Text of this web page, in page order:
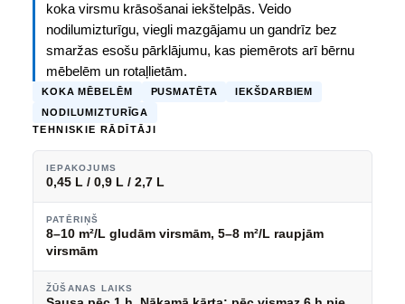
koka virsmu krāsošanai iekštelpās. Veido
nodilumizturīgu, viegli mazgājamu un gandrīz bez
smaržas esošu pārklājumu, kas piemērots arī bērnu
mēbelēm un rotaļlietām.
KOKA MĒBELĒM PUSMATĒTA
IEKŠDARBIEM
NODILUMIZTURĪGA
TEHNISKIE RĀDĪTĀJI
IEPAKOJUMS
0,45 L / 0,9 L / 2,7 L
PATĒRIŅŠ
8–10 m²/L gludām virsmām, 5–8 m²/L raupjām
virsmām
ŽŪŠANAS LAIKS